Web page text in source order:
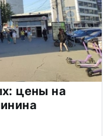
цены на